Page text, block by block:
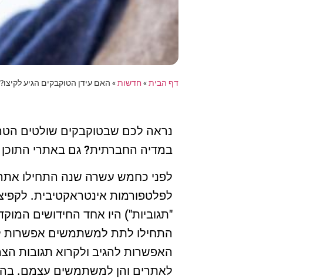
דף הבית» חדשות» האם עידן הטוקבקים הגיע לקיצו?
נראה לכם שבטוקבקים שולטים
במדיה החברתית? גם באתרי
לפני כחמש עשרה שנה התחילו
"תגוביות") היו אחד החידושים
התחילו לתת למשתמשים אפשרות
האפשרות להגיב ולקרוא תגובות
לאתרים והן למשתמשים עצמם.